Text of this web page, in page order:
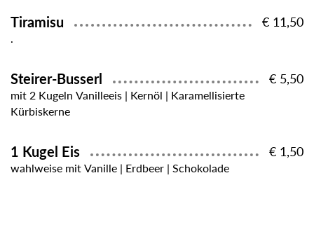
Tiramisu € 11,50
.
Steirer-Busserl € 5,50
mit 2 Kugeln Vanilleeis | Kernöl | Karamellisierte
Kürbiskerne
1 Kugel Eis € 1,50
wahlweise mit Vanille | Erdbeer | Schokolade